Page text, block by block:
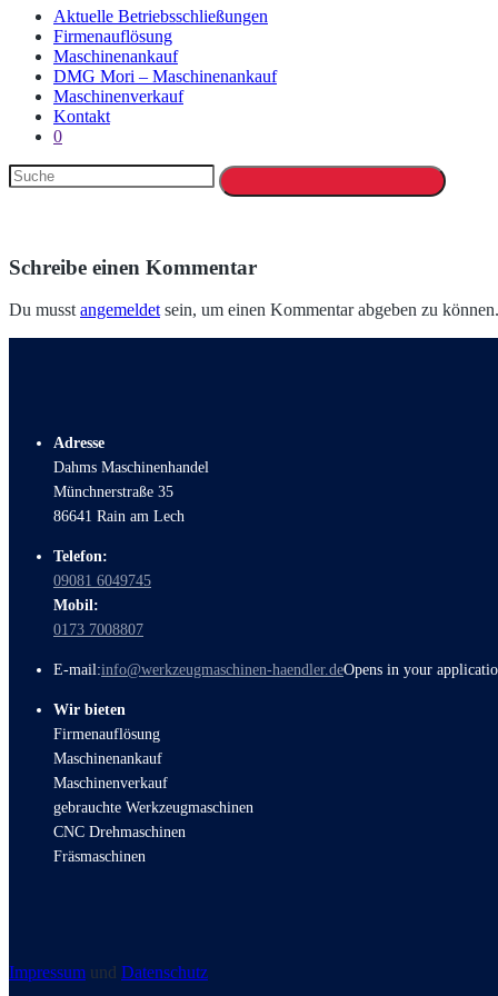
Aktuelle Betriebsschließungen
Firmenauflösung
Maschinenankauf
DMG Mori – Maschinenankauf
Maschinenverkauf
Kontakt
0
Schreibe einen Kommentar
Du musstangemeldetsein, um einen Kommentar abgeben zu können.
Adresse
Dahms Maschinenhandel
Münchnerstraße 35
86641 Rain am Lech
Telefon:
09081 6049745
Mobil:
0173 7008807
E-mail:info@werkzeugmaschinen-haendler.deOpens in your
Wir bieten
Firmenauflösung
Maschinenankauf
Maschinenverkauf
gebrauchte Werkzeugmaschinen
CNC Drehmaschinen
Fräsmaschinen
Impressum und Datenschutz